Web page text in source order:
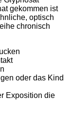
gekommen ist
optisch
chronisch
oder das Kind
Exposition die